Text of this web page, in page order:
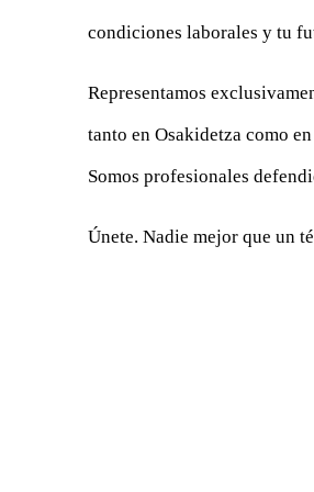
condiciones laborales y tu
Representamos
tanto en Osakidetza como
Somos profesionales
Únete. Nadie mejor que un